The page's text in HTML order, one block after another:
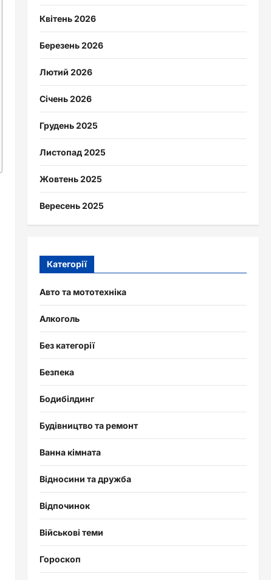
Квітень 2026
Березень 2026
Лютий 2026
Січень 2026
Грудень 2025
Листопад 2025
Жовтень 2025
Вересень 2025
Категорії
Авто та мототехніка
Алкоголь
Без категорії
Безпека
Бодибілдинг
Будівництво та ремонт
Ванна кімната
Відносини та дружба
Відпочинок
Військові теми
Гороскоп